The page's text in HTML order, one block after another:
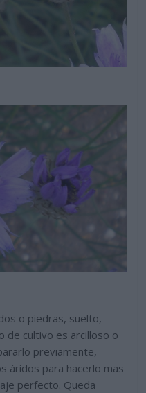
o piedras, suelto,
de cultivo es arcilloso o
previamente,
áridos para hacerlo mas
perfecto. Queda